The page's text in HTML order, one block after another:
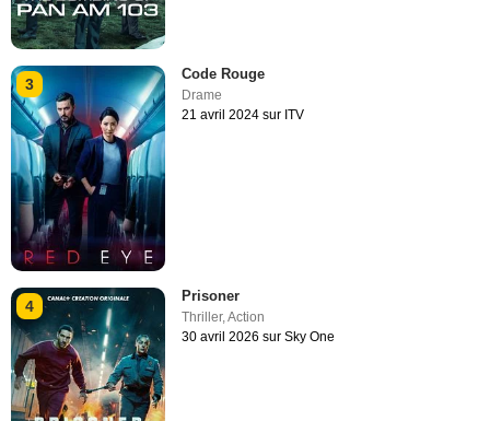
3
Code Rouge
Drame
21 avril 2024 sur ITV
4
Prisoner
Thriller,Action
30 avril 2026 sur Sky One